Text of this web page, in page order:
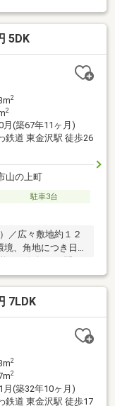
ながら、お庭では
しを楽しんでみて
登記家屋あり離隔
5DK
2
2
月(築67年11ヶ月)
鉄道 東金沢駅 徒歩26
山の上町
駐車3台
／広々敷地約１２
、角地につき日当
7LDK
2
2
月(築32年10ヶ月)
鉄道 東金沢駅 徒歩17